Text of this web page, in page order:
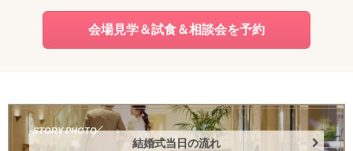
会場見学＆試食＆相談会を予約
STORY PHOTO
結婚式当日の流れ